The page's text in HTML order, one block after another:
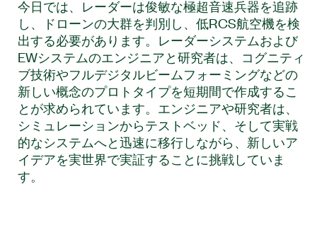
今日では、レーダーは俊敏な極超音速兵器を追跡
し、ドローンの大群を判別し、低RCS航空機を検
出する必要があります。レーダーシステムおよび
EWシステムのエンジニアと研究者は、コグニティ
ブ技術やフルデジタルビームフォーミングなどの
新しい概念のプロトタイプを短期間で作成するこ
とが求められています。エンジニアや研究者は、
シミュレーションからテストベッド、そして実戦
的なシステムへと迅速に移行しながら、新しいア
イデアを実世界で実証することに挑戦していま
す。